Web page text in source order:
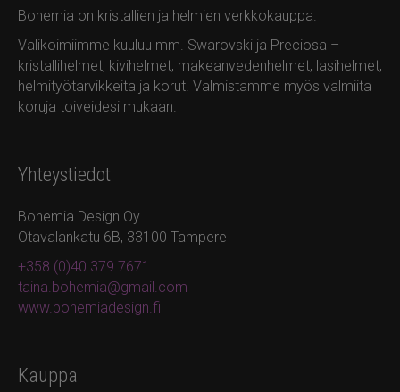
Bohemia on kristallien ja helmien verkkokauppa.
Valikoimiimme kuuluu mm. Swarovski ja Preciosa –
kristallihelmet, kivihelmet, makeanvedenhelmet, lasihelmet,
helmityötarvikkeita ja korut. Valmistamme myös valmiita
koruja toiveidesi mukaan.
Yhteystiedot
Bohemia Design Oy
Otavalankatu 6B, 33100 Tampere
+358 (0)40 379 7671
taina.bohemia@gmail.com
www.bohemiadesign.fi
Kauppa